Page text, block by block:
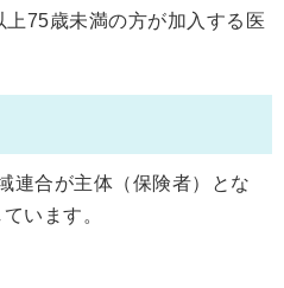
75歳未満の方が加入する医
連合が主体（保険者）とな
います。